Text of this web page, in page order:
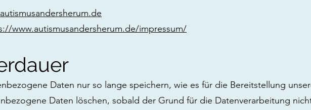
www.autismusandersherum.de/impressum/
Daten nur so lange speichern, wie es für die Bereitstellung
Daten löschen, sobald der Grund für die Datenverarbeitung